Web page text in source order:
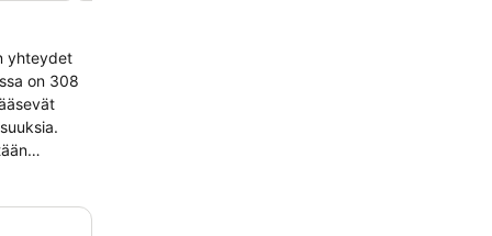
yhteydet
on 308